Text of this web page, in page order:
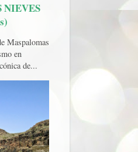
NIEVES
Maspalomas
en
de...